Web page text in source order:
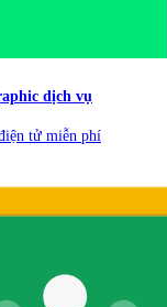
dịch vụ
tử miễn phí